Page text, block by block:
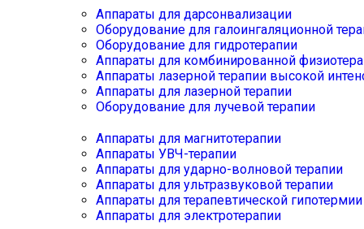
Аппараты для дарсонвализации
Оборудование для галоингаляционной
Оборудование для гидротерапии
Аппараты для комбинированной
Аппараты лазерной терапии высокой
Аппараты для лазерной терапии
Оборудование для лучевой терапии
Аппараты для магнитотерапии
Аппараты УВЧ-терапии
Аппараты для ударно-волновой терапии
Аппараты для ультразвуковой терапии
Аппараты для терапевтической
Аппараты для электротерапии